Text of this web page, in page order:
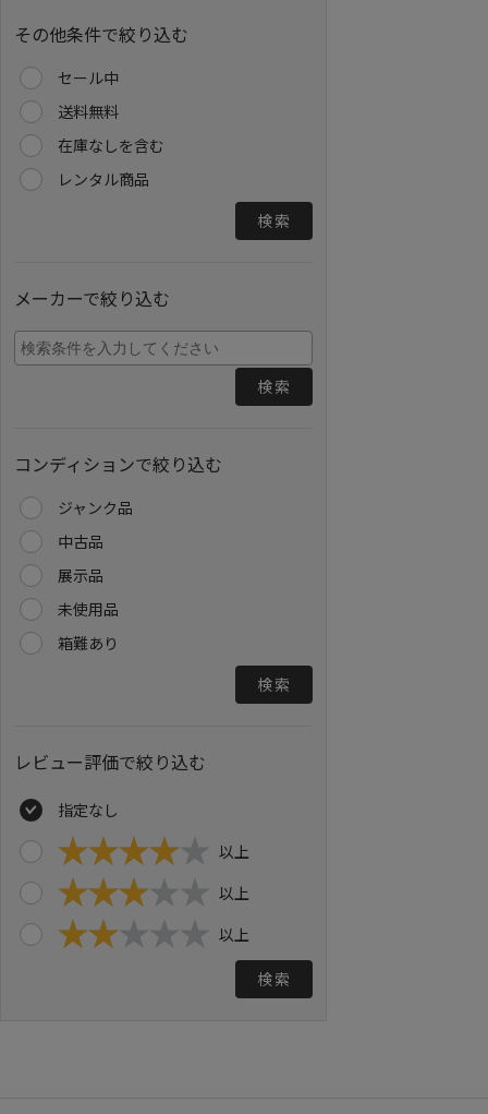
その他条件で絞り込む
セール中
送料無料
在庫なしを含む
レンタル商品
検索
メーカーで絞り込む
検索
コンディションで絞り込む
ジャンク品
中古品
展示品
未使用品
箱難あり
検索
レビュー評価で絞り込む
指定なし
以上
以上
以上
検索